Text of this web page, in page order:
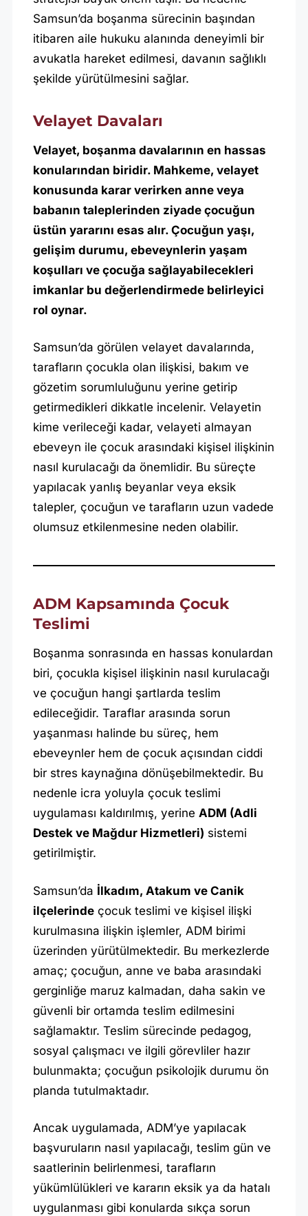
Samsun’da boşanma sürecinin başından
itibaren aile hukuku alanında deneyimli bir
avukatla hareket edilmesi, davanın sağlıklı
şekilde yürütülmesini sağlar.
Velayet Davaları
Velayet, boşanma davalarının en hassas
konularından biridir. Mahkeme, velayet
konusunda karar verirken anne veya
babanın taleplerinden ziyade çocuğun
üstün yararını esas alır. Çocuğun yaşı,
gelişim durumu, ebeveynlerin yaşam
koşulları ve çocuğa sağlayabilecekleri
imkanlar bu değerlendirmede belirleyici
rol oynar.
Samsun’da görülen velayet davalarında,
tarafların çocukla olan ilişkisi, bakım ve
gözetim sorumluluğunu yerine getirip
getirmedikleri dikkatle incelenir. Velayetin
kime verileceği kadar, velayeti almayan
ebeveyn ile çocuk arasındaki kişisel ilişkinin
nasıl kurulacağı da önemlidir. Bu süreçte
yapılacak yanlış beyanlar veya eksik
talepler, çocuğun ve tarafların uzun vadede
olumsuz etkilenmesine neden olabilir.
ADM Kapsamında Çocuk
Teslimi
Boşanma sonrasında en hassas konulardan
biri, çocukla kişisel ilişkinin nasıl kurulacağı
ve çocuğun hangi şartlarda teslim
edileceğidir. Taraflar arasında sorun
yaşanması halinde bu süreç, hem
ebeveynler hem de çocuk açısından ciddi
bir stres kaynağına dönüşebilmektedir. Bu
nedenle icra yoluyla çocuk teslimi
uygulaması kaldırılmış, yerine ADM (Adli
Destek ve Mağdur Hizmetleri) sistemi
getirilmiştir.
Samsun’da İlkadım, Atakum ve Canik
ilçelerinde çocuk teslimi ve kişisel ilişki
kurulmasına ilişkin işlemler, ADM birimi
üzerinden yürütülmektedir. Bu merkezlerde
amaç; çocuğun, anne ve baba arasındaki
gerginliğe maruz kalmadan, daha sakin ve
güvenli bir ortamda teslim edilmesini
sağlamaktır. Teslim sürecinde pedagog,
sosyal çalışmacı ve ilgili görevliler hazır
bulunmakta; çocuğun psikolojik durumu ön
planda tutulmaktadır.
Ancak uygulamada, ADM’ye yapılacak
başvuruların nasıl yapılacağı, teslim gün ve
saatlerinin belirlenmesi, tarafların
yükümlülükleri ve kararın eksik ya da hatalı
uygulanması gibi konularda sıkça sorun